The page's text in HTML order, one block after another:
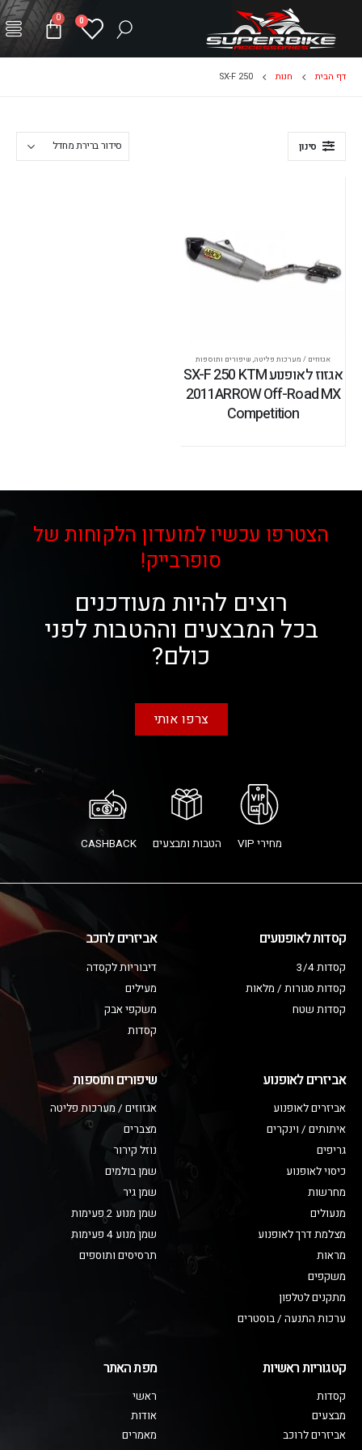
0
0
דף הבית חנות SX-F 250
סינון
אגזוזים / מערכות פליטה, שיפורים ותוספות
אגזוז לאופנוע SX-F 250 KTM
2011ARROW Off-Road MX
Competition
הצטרפו עכשיו למועדון הלקוחות של
סופרבייק!
רוצים להיות מעודכנים
בכל המבצעים וההטבות לפני
כולם?
צרפו אותי
מחירי VIP הטבות ומבצעים CASHBACK
קסדות לאופנועים
קסדות 3/4
קסדות סגורות / מלאות
קסדות שטח
אביזרים לרוכב
דיבוריות לקסדה
מעילים
משקפי אבק
קסדות
אביזרים לאופנוע
אביזרים לאופנוע
איתותים / וינקרים
גריפים
כיסוי לאופנוע
מחרשות
מנעולים
מצלמת דרך לאופנוע
מראות
משקפים
מתקנים לטלפון
ערכות התנעה / בוסטרים
שיפורים ותוספות
אגזוזים / מערכות פליטה
מצברים
נוזל קירור
שמן בולמים
שמן גיר
שמן מנוע 2 פעימות
שמן מנוע 4 פעימות
תרסיסים ותוספים
קטגוריות ראשיות
קסדות
מבצעים
אביזרים לרוכב
מפת האתר
ראשי
אודות
מאמרים